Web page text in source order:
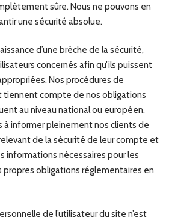
sûre. Nous ne pouvons en
une sécurité absolue.
d’une brèche de la sécurité,
concernés afin qu’ils puissent
Nos procédures de
tiennent compte de nos obligations
au niveau national ou européen.
à informer pleinement nos clients de
de la sécurité de leur compte et
informations nécessaires pour les
propres obligations réglementaires en
de l’utilisateur du site n’est